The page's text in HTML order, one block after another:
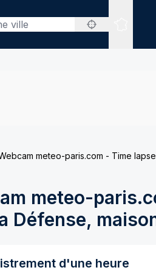
Sites
meteo-paris.com - Time
meteo-
Défense,
d'une heure